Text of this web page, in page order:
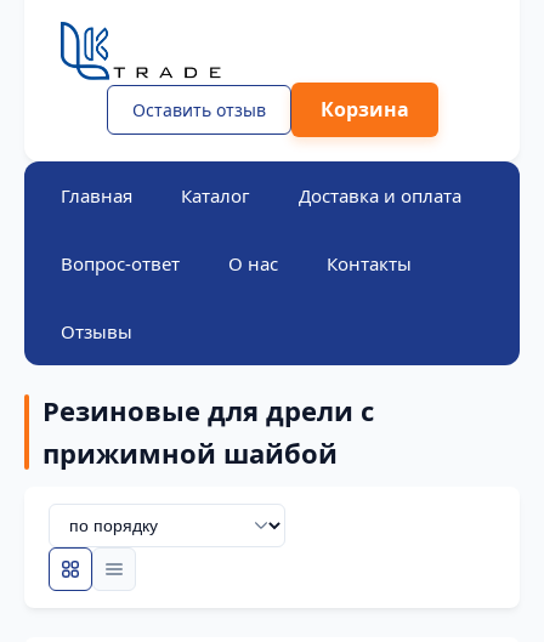
Оставить отзыв Корзина
Главная Каталог Доставка и оплата
Вопрос-ответ О нас Контакты
Отзывы
Резиновые для дрели с
прижимной шайбой